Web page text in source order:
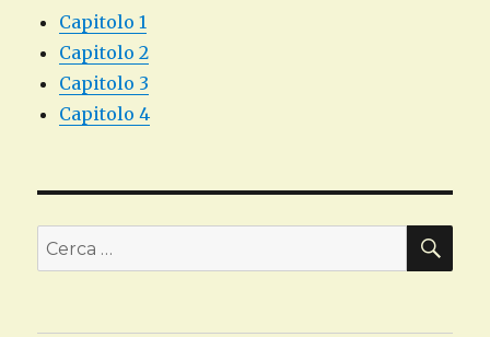
Capitolo 1
Capitolo 2
Capitolo 3
Capitolo 4
Cerca: